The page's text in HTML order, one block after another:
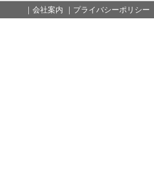
｜ 会社案内 ｜ プライバシーポリシー